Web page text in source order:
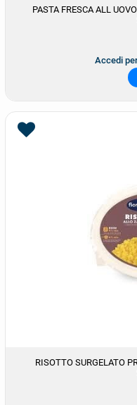
PASTA FRESCA ALL
Accedi
RISOTTO SURGELATO